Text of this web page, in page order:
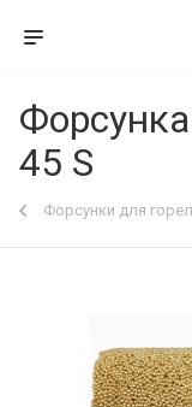
45 S
Форсунки для